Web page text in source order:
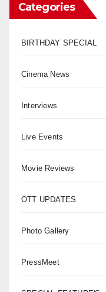
Categories
BIRTHDAY SPECIAL
Cinema News
Interviews
Live Events
Movie Reviews
OTT UPDATES
Photo Gallery
PressMeet